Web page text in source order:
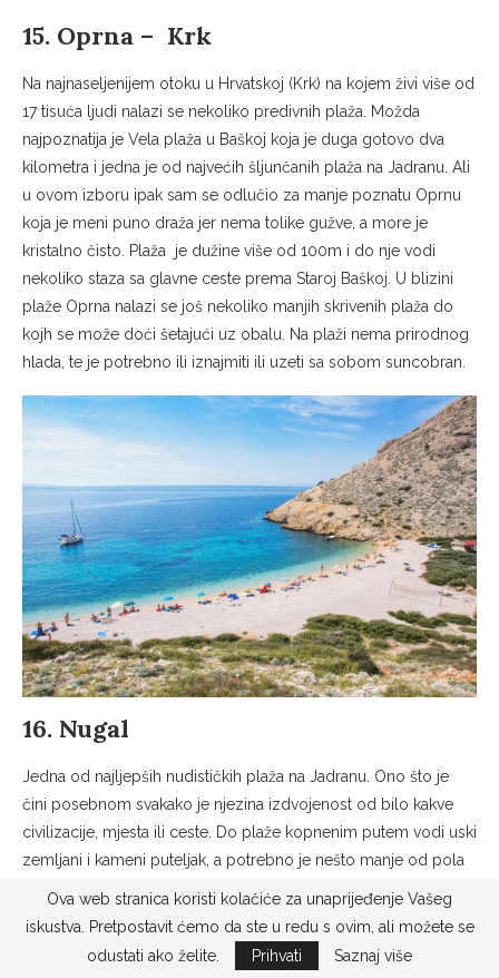
15. Oprna – Krk
Na najnaseljenijem otoku u Hrvatskoj (Krk) na kojem živi više od
17 tisuća ljudi nalazi se nekoliko predivnih plaža. Možda
najpoznatija je Vela plaža u Baškoj koja je duga gotovo dva
kilometra i jedna je od najvećih šljunčanih plaža na Jadranu. Ali
u ovom izboru ipak sam se odlučio za manje poznatu Oprnu
koja je meni puno draža jer nema tolike gužve, a more je
kristalno čisto. Plaža je dužine više od 100m i do nje vodi
nekoliko staza sa glavne ceste prema Staroj Baškoj. U blizini
plaže Oprna nalazi se još nekoliko manjih skrivenih plaža do
kojh se može doći šetajući uz obalu. Na plaži nema prirodnog
hlada, te je potrebno ili iznajmiti ili uzeti sa sobom suncobran.
16. Nugal
Jedna od najljepših nudističkih plaža na Jadranu. Ono što je
čini posebnom svakako je njezina izdvojenost od bilo kakve
civilizacije, mjesta ili ceste. Do plaže kopnenim putem vodi uski
zemljani i kameni puteljak, a potrebno je nešto manje od pola
sata pješaćenja. Hrvatska je od nekada poznata kao nudistička
destinacija, zanimljivo je da se 1936. godine britanski kralj
Edvard VIII. s budućom suprugom Wallis Simpson gol kupao
na Rabu, te da su 1983. godine u Hrvatskoj su bila čak 34
Ova web stranica koristi kolačiće za unaprijeđenje Vašeg
iskustva. Pretpostavit ćemo da ste u redu s ovim, ali možete se
odustati ako želite.
Prihvati Saznaj više